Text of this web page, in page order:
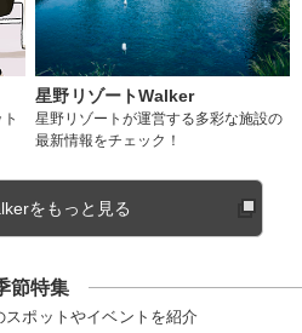
星野リゾートWalker
星野リゾートが運営する多彩な施設の
最新情報をチェック！
をもっと見る
節特集
ポットやイベントを紹介